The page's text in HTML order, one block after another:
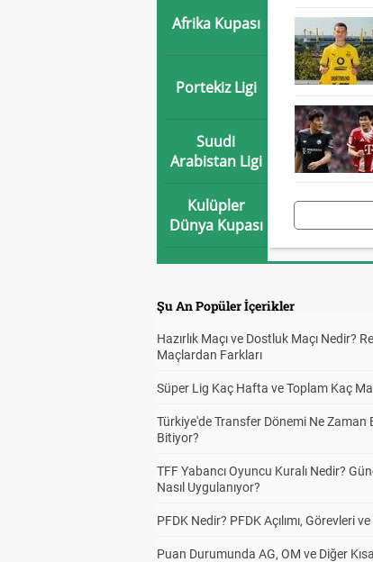
Afrika Kupası
Portekiz Ligi
Suudi
Arabistan Ligi
Kulüpler
Dünya Kupası
Şu An Popüler İçerikler
Hazırlık Maçı ve Dostluk Maçı Nedir?
Maçlardan Farkları
Süper Lig Kaç Hafta ve Toplam Kaç
Türkiye'de Transfer Dönemi Ne Zaman
Bitiyor?
TFF Yabancı Oyuncu Kuralı Nedir?
Nasıl Uygulanıyor?
PFDK Nedir? PFDK Açılımı, Görevleri
Puan Durumunda AG, OM ve Diğer